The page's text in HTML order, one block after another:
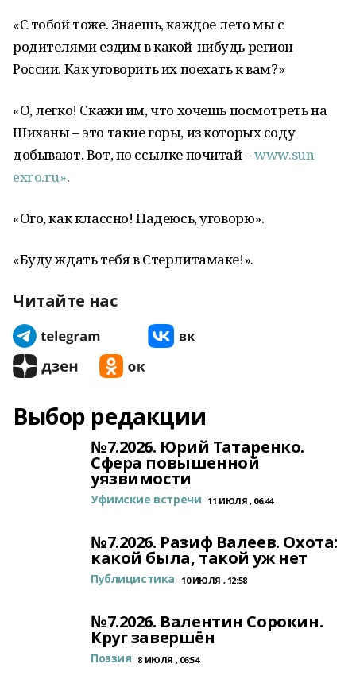
«С тобой тоже. Знаешь, каждое лето мы с
родителями ездим в какой-нибудь регион
России. Как уговорить их поехать к вам?»
«О, легко! Скажи им, что хочешь посмотреть на
Шиханы – это такие горы, из которых соду
добывают. Вот, по ссылке почитай –www.sun-
exro.ru».
«Ого, как классно! Надеюсь, уговорю».
«Буду ждать тебя в Стерлитамаке!».
Читайте нас
Выбор редакции
№7.2026. Юрий Татаренко.
Сфера повышенной
уязвимости
Уфимские встречи 11 ИЮЛЯ , 06:44
№7.2026. Разиф Валеев. Охота:
какой была, такой уж нет
Публицистика 10 ИЮЛЯ , 12:58
№7.2026. Валентин Сорокин.
Круг завершён
Поэзия 8 ИЮЛЯ , 06:54